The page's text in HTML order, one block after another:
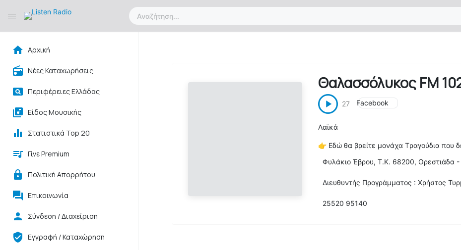
Αρχική
Νέες Καταχωρήσεις
Περιφέρειες Ελλάδας
Είδος Μουσικής
Στατιστικά Top 20
Γίνε Premium
Πολιτική Απορρήτου
Επικοινωνία
Σύνδεση / Διαχείριση
Εγγραφή / Καταχώρηση
Θαλασσόλυκος FM
27 Facebook
Λαϊκά
👉 Εδώ θα βρείτε μονάχα Tραγούδια που
Φυλάκιο Έβρου, Τ.Κ. 68200, Ορεστιάδα
Διευθυντής Προγράμματος : Χρήστος
25520 95140